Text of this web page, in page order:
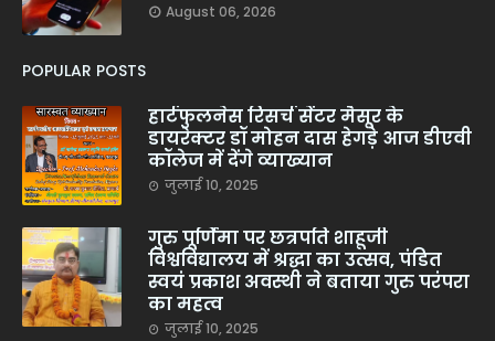
August 06, 2026
POPULAR POSTS
हार्टफुलनेस रिसर्च सेंटर मैसूर के
डायरेक्टर डॉ मोहन दास हेगड़े आज डीएवी
कॉलेज में देंगे व्याख्यान
जुलाई 10, 2025
गुरु पूर्णिमा पर छत्रपति शाहूजी
विश्वविद्यालय में श्रद्धा का उत्सव, पंडित
स्वयं प्रकाश अवस्थी ने बताया गुरु परंपरा
का महत्व
जुलाई 10, 2025